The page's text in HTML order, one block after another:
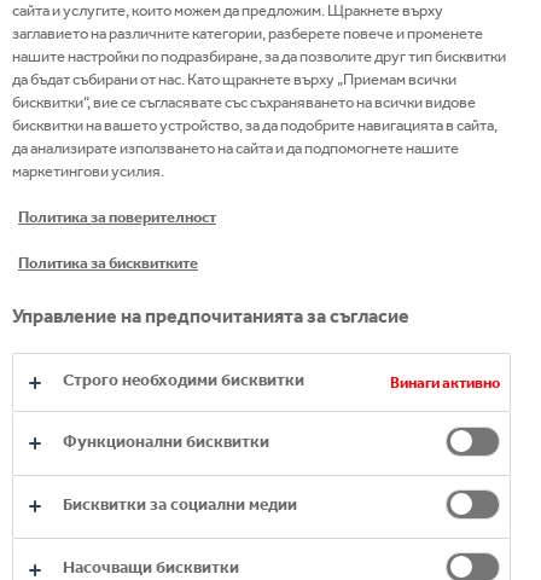
ВИЖТЕ НАШИТЕ
ГАЗИРАНИ НАПИТКИ ЗА
ВЪЗРАСТНИ
сайта и услугите, които можем да предложим. Щракнете върху
заглавието на различните категории, разберете повече и променете
нашите настройки по подразбиране, за да позволите друг тип бисквитки
да бъдат събирани от нас. Като щракнете върху „Приемам всички
бисквитки“, вие се съгласявате със съхраняването на всички видове
бисквитки на вашето устройство, за да подобрите навигацията в сайта,
да анализирате използването на сайта и да подпомогнете нашите
маркетингови усилия.
Политика за поверителност
Политика за бисквитките
Управление на предпочитанията за съгласие
Строго необходими бисквитки Винаги активно
Функционални бисквитки
Бисквитки за социални медии
Насочващи бисквитки